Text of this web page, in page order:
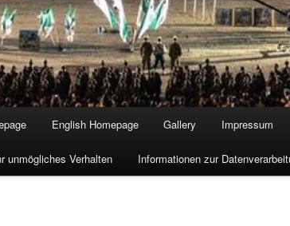
English Homepage Gallery Impressum
unmögliches Verhalten Informationen zur